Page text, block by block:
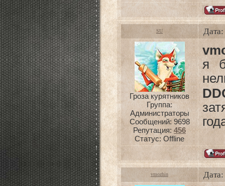
SU
Гроза курятников
Группа:
Администраторы
Сообщений: 9698
Репутация: 456
Статус: Offline
я
vmozhin